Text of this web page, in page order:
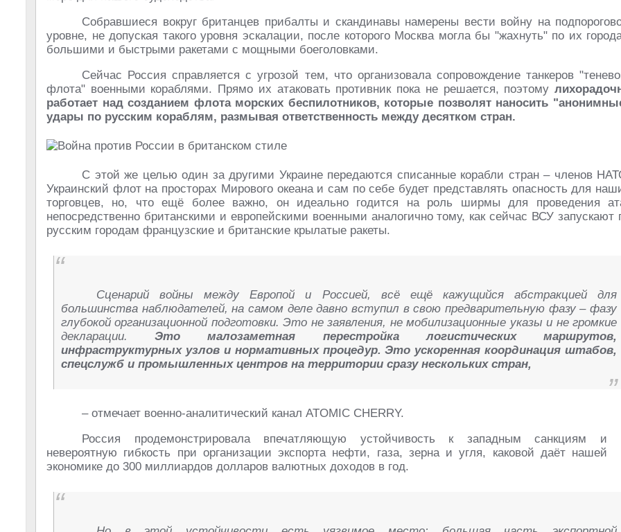
Собравшиеся вокруг британцев прибалты и скандинавы намерены вести войну на
уровне, не допуская такого уровня эскалации, после которого Москва могла бы "жахнуть" по их
большими и быстрыми ракетами с мощными боеголовками.
Сейчас Россия справляется с угрозой тем, что организовала сопровождение танкеров
флота" военными кораблями. Прямо их атаковать противник пока не решается, поэтому
работает над созданием флота морских беспилотников, которые позволят наносить
удары по русским кораблям, размывая ответственность между десятком стран.
С этой же целью один за другими Украине передаются списанные корабли стран – членов
Украинский флот на просторах Мирового океана и сам по себе будет представлять опасность для
торговцев, но, что ещё более важно, он идеально годится на роль ширмы для проведения
непосредственно британскими и европейскими военными аналогично тому, как сейчас ВСУ запускают
русским городам французские и британские крылатые ракеты.
Сценарий войны между Европой и Россией, всё ещё кажущийся абстракцией для
большинства наблюдателей, на самом деле давно вступил в свою предварительную фазу – фазу
глубокой организационной подготовки. Это не заявления, не мобилизационные указы и не громкие
декларации.Это малозаметная перестройка логистических маршрутов,
инфраструктурных узлов и нормативных процедур. Это ускоренная координация штабов,
спецслужб и промышленных центров на территории сразу нескольких стран,
– отмечает военно-аналитический канал ATOMIC CHERRY.
Россия продемонстрировала впечатляющую устойчивость к западным санкциям и
невероятную гибкость при организации экспорта нефти, газа, зерна и угля, каковой даёт нашей
экономике до 300 миллиардов долларов валютных доходов в год.